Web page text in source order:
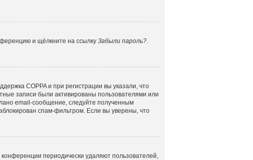
и щёлкните на ссылку Забыли пароль?.
COPPA и при регистрации вы указали, что
записи были активированы пользователями или
email-сообщение, следуйте полученным
спам-фильтром. Если вы уверены, что
периодически удаляют пользователей,